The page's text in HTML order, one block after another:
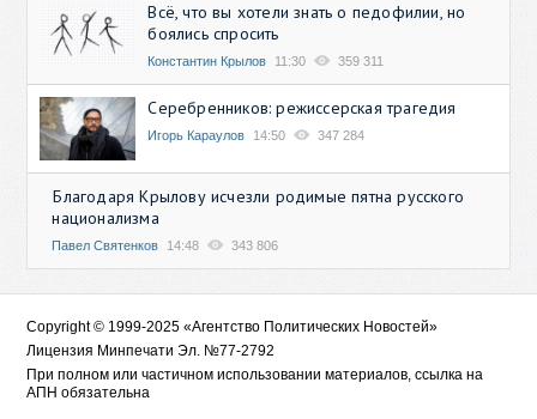
Всё, что вы хотели знать о педофилии, но
боялись спросить
Константин Крылов 11:30 359 311
Серебренников: режиссерская трагедия
Игорь Караулов 14:50 347 284
Благодаря Крылову исчезли родимые пятна русского
национализма
Павел Святенков 14:48 343 806
Copyright © 1999-2025 «Агентство Политических Новостей»
Лицензия Минпечати Эл. №77-2792
При полном или частичном использовании материалов, ссылка на
АПН обязательна